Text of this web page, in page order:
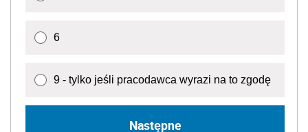
6
9 - tylko jeśli pracodawca wyrazi na to zgodę
Następne